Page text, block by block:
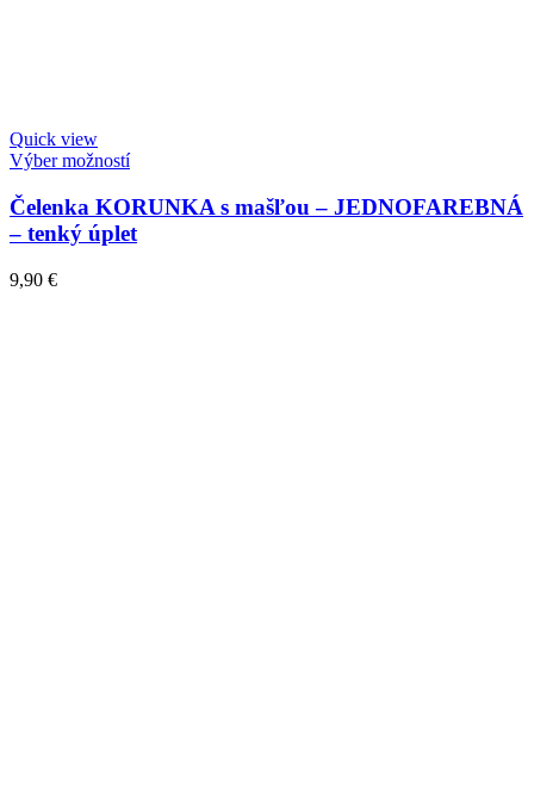
Quick view
Výber možností
Čelenka KORUNKA s mašľou – JEDNOFAREBNÁ
– tenký úplet
9,90 €